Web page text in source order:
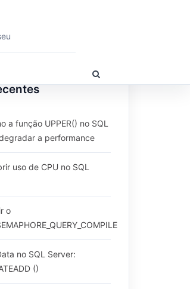
Show
Search
a função UPPER() no SQL
a performance
uso de CPU no SQL
o
no SQL Server:
()